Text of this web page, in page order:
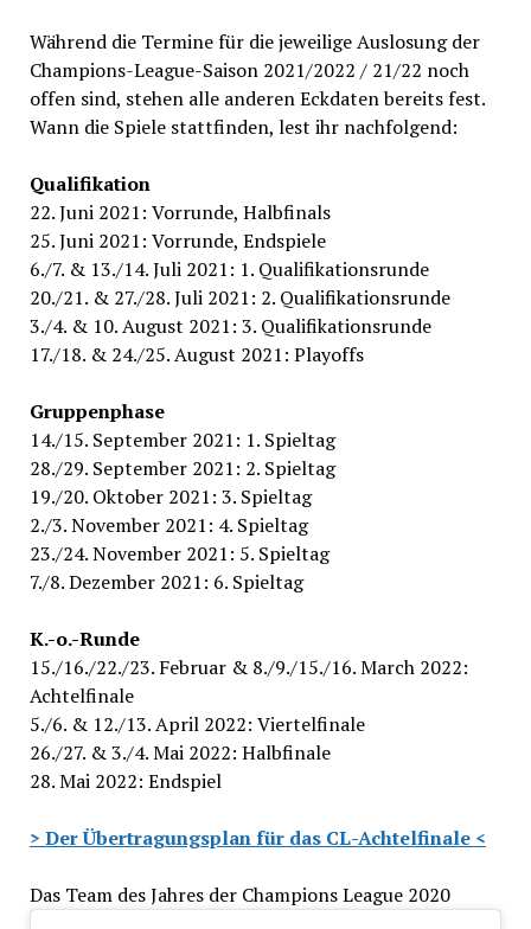
Während die Termine für die jeweilige Auslosung der
Champions-League-Saison 2021/2022 / 21/22 noch
offen sind, stehen alle anderen Eckdaten bereits fest.
Wann die Spiele stattfinden, lest ihr nachfolgend:
Qualifikation
22. Juni 2021: Vorrunde, Halbfinals
25. Juni 2021: Vorrunde, Endspiele
6./7. & 13./14. Juli 2021: 1. Qualifikationsrunde
20./21. & 27./28. Juli 2021: 2. Qualifikationsrunde
3./4. & 10. August 2021: 3. Qualifikationsrunde
17./18. & 24./25. August 2021: Playoffs
Gruppenphase
14./15. September 2021: 1. Spieltag
28./29. September 2021: 2. Spieltag
19./20. Oktober 2021: 3. Spieltag
2./3. November 2021: 4. Spieltag
23./24. November 2021: 5. Spieltag
7./8. Dezember 2021: 6. Spieltag
K.-o.-Runde
15./16./22./23. Februar & 8./9./15./16. March 2022:
Achtelfinale
5./6. & 12./13. April 2022: Viertelfinale
26./27. & 3./4. Mai 2022: Halbfinale
28. Mai 2022: Endspiel
> Der Übertragungsplan für das CL-Achtelfinale <
Das Team des Jahres der Champions League 2020